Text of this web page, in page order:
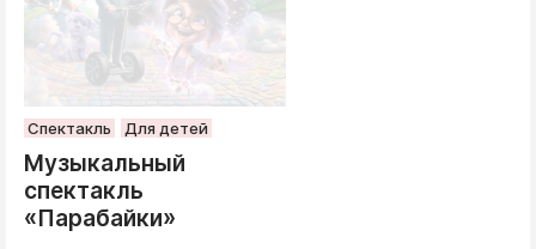
Спектакль Для детей
Музыкальный
спектакль
«Парабайки»